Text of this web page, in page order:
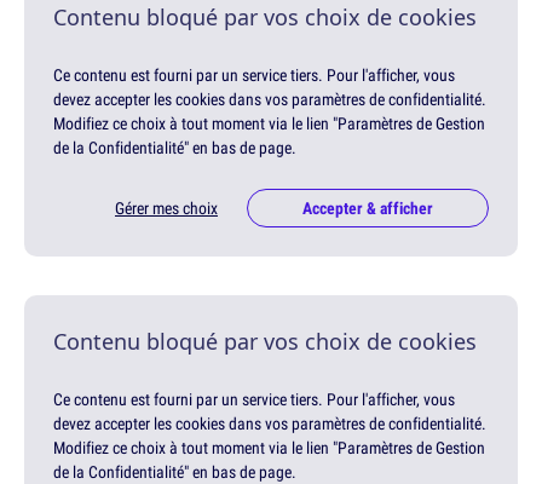
Contenu bloqué par vos choix de cookies
Ce contenu est fourni par un service tiers. Pour l'afficher, vous
devez accepter les cookies dans vos paramètres de confidentialité.
Modifiez ce choix à tout moment via le lien "Paramètres de Gestion
de la Confidentialité" en bas de page.
Gérer mes choix Accepter & afficher
Contenu bloqué par vos choix de cookies
Ce contenu est fourni par un service tiers. Pour l'afficher, vous
devez accepter les cookies dans vos paramètres de confidentialité.
Modifiez ce choix à tout moment via le lien "Paramètres de Gestion
de la Confidentialité" en bas de page.